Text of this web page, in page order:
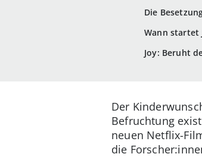
Die
Wann startet
Joy: Beruht
Der
Befruchtung
neuen Netflix-
die